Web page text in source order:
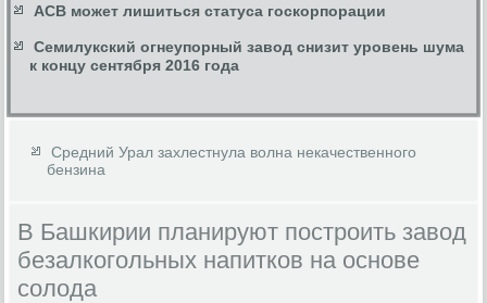
АСВ может лишиться статуса госкорпорации
Семилукский огнеупорный завод снизит уровень шума
к концу сентября 2016 года
Средний Урал захлестнула волна некачественного
бензина
В Башкирии планируют построить завод
безалкогольных напитков на основе
солода